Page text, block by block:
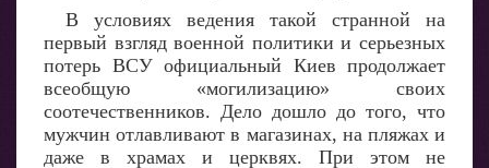
В условиях ведения такой странной на
первый взгляд военной политики и серьезных
потерь ВСУ официальный Киев продолжает
всеобщую «могилизацию» своих
соотечественников. Дело дошло до того, что
мужчин отлавливают в магазинах, на пляжах и
даже в храмах и церквях. При этом не